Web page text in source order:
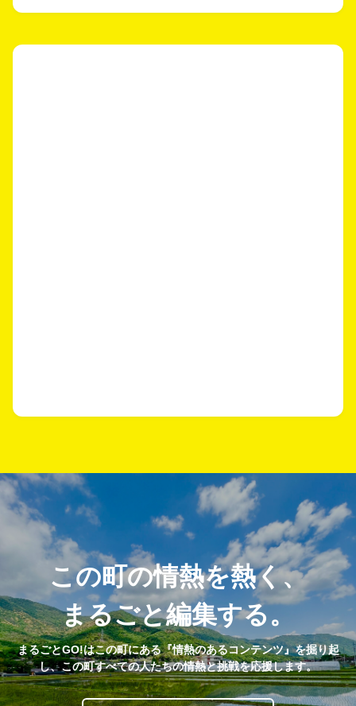
この町の情熱を熱く、
まるごと編集する。
まるごとGO!はこの町にある『情熱のあるコンテンツ』を掘り起
し、この町すべての人たちの情熱と挑戦を応援します。